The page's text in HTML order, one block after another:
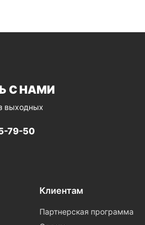
С НАМИ
выходных
79-50
Клиентам
Партнерская программа